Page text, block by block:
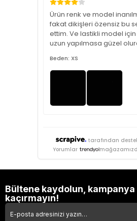
Ürün renk ve model
fakat dikişleri özensiz bu
ettim. Ve lastikli model
uzun yapılmasa güzel
Beden: XS
tarafından
Yorumlar
Bültene kaydolun,
kaçırmayın!